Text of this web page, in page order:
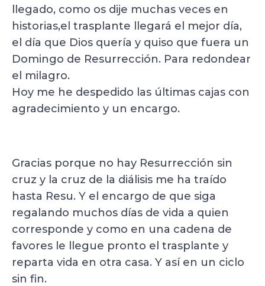
llegado, como os dije muchas veces en
historias,el trasplante llegará el mejor día,
el día que Dios quería y quiso que fuera un
Domingo de Resurrección. Para redondear
el milagro.
Hoy me he despedido las últimas cajas con
agradecimiento y un encargo.
Gracias porque no hay Resurrección sin
cruz y la cruz de la diálisis me ha traído
hasta Resu. Y el encargo de que siga
regalando muchos días de vida a quien
corresponde y como en una cadena de
favores le llegue pronto el trasplante y
reparta vida en otra casa. Y así en un ciclo
sin fin.